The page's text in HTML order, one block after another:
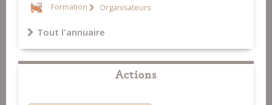
Formation Organisateurs
Tout l'annuaire
Actions